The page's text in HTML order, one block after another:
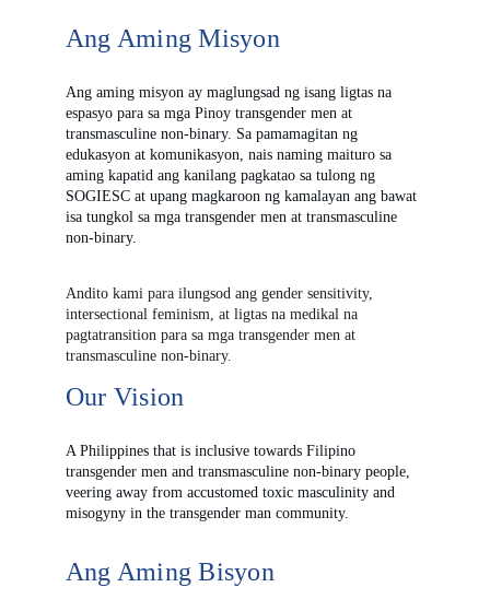
Ang Aming Misyon
Ang aming misyon ay maglungsad ng isang ligtas na
espasyo para sa mga Pinoy transgender men at
transmasculine non-binary. Sa pamamagitan ng
edukasyon at komunikasyon, nais naming maituro sa
aming kapatid ang kanilang pagkatao sa tulong ng
SOGIESC at upang magkaroon ng kamalayan ang bawat
isa tungkol sa mga transgender men at transmasculine
non-binary.
Andito kami para ilungsod ang gender sensitivity,
intersectional feminism, at ligtas na medikal na
pagtatransition para sa mga transgender men at
transmasculine non-binary.
Our Vision
A Philippines that is inclusive towards Filipino
transgender men and transmasculine non-binary people,
veering away from accustomed toxic masculinity and
misogyny in the transgender man community.
Ang Aming Bisyon